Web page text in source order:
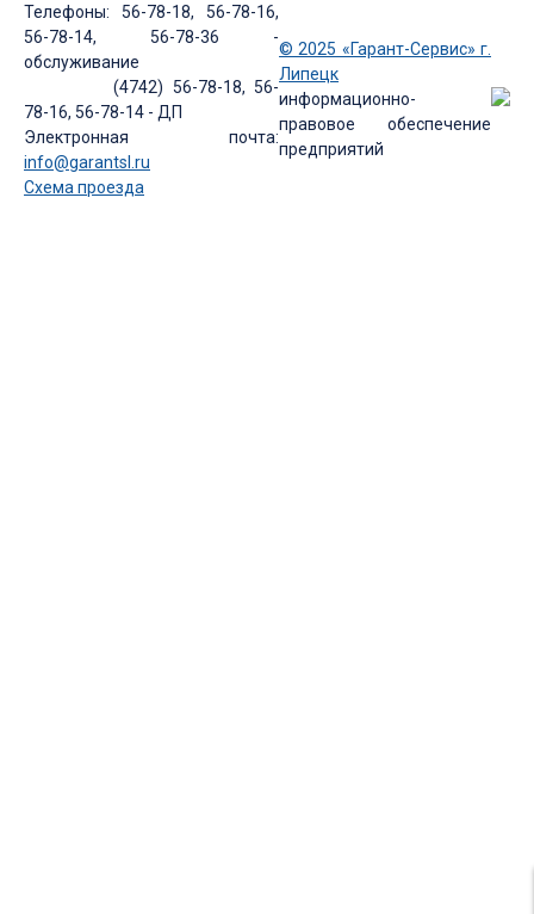
Телефоны: 56-78-18, 56-78-16,
56-78-14, 56-78-36 -
обслуживание
(4742) 56-78-18, 56-
78-16, 56-78-14 - ДП
Электронная почта:
info@garantsl.ru
Схема проезда
© 2025 «Гарант-Сервис» г.
Липецк
информационно-
правовое обеспечение
предприятий